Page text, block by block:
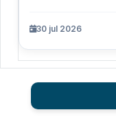
30 jul 2026